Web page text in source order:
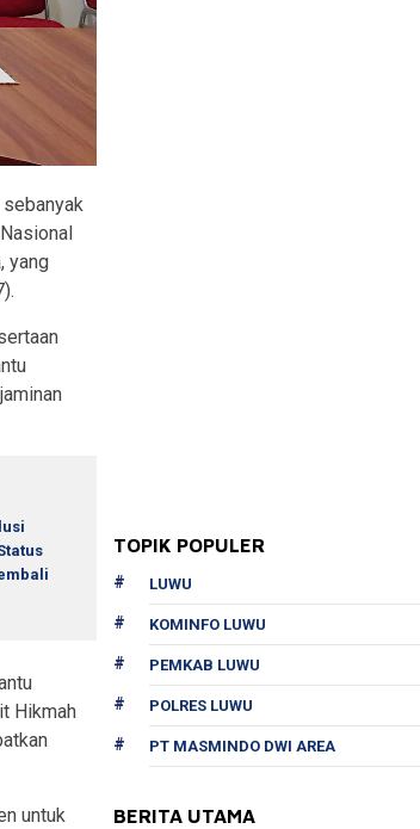
yang
Hikmah
untuk
TOPIK POPULER
LUWU
KOMINFO LUWU
PEMKAB LUWU
POLRES LUWU
PT MASMINDO DWI AREA
BERITA UTAMA